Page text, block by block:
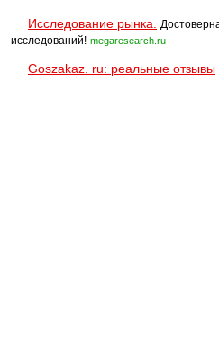
Исследование рынка.
исследований! megaresearch.ru
Goszakaz. ru: реальные отзывы